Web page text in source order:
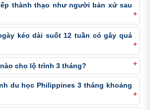
thành thạo như người bản xứ sau
kéo dài suốt 12 tuần có gây quá
cho lộ trình 3 tháng?
du học Philippines 3 tháng khoảng